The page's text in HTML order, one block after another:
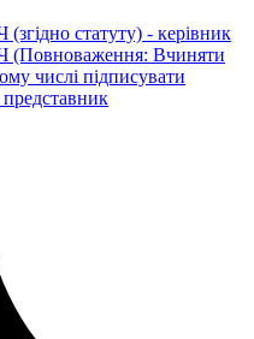
статуту) - керівник
Вчиняти
числі підписувати